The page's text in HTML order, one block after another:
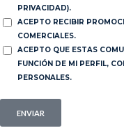
PRIVACIDAD).
ACEPTO RECIBIR
COMERCIALES.
ACEPTO QUE ESTAS
FUNCIÓN DE MI PERFIL,
PERSONALES.
ENVIAR